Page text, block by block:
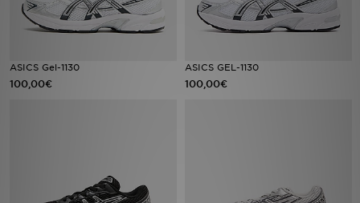
ASICS Gel-1130
100,00€
ASICS GEL-1130
100,00€
MY JD
BLOG
ATENÇÃO AO CLIENTE